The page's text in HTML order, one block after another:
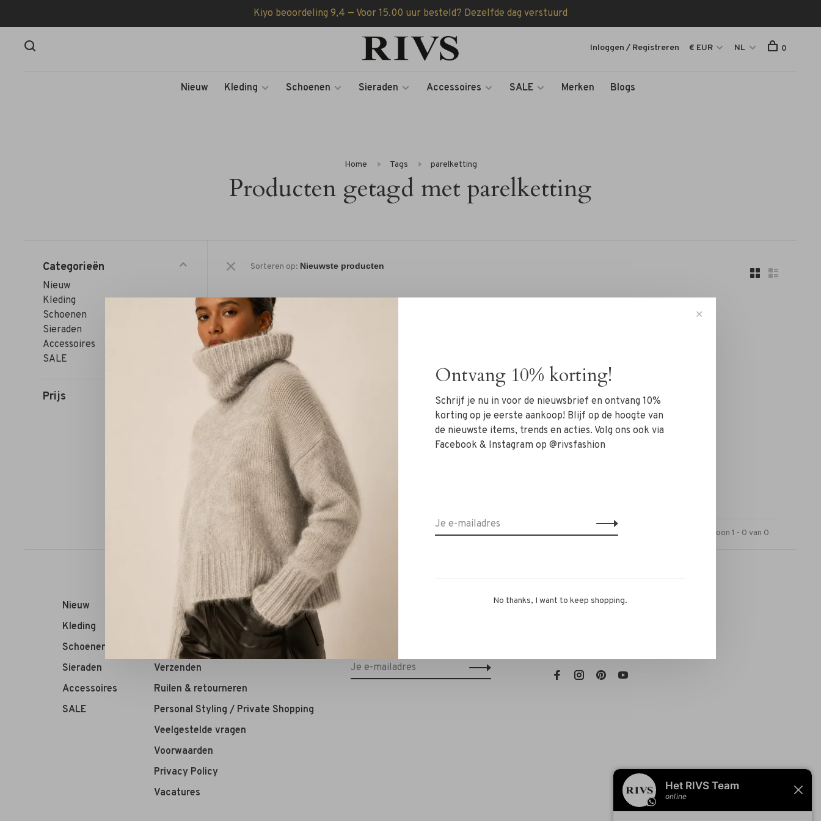
Kiyo beoordeling 9,4 — Voor 15.00 uur besteld? Dezelfde dag verstuurd
Nieuw Kleding Schoenen Sieraden Accessoires SALE Merken Blogs
Inloggen / Registreren € EUR NL 0
Home Tags parelketting
Producten getagd met parelketting
Categorieën
Nieuw
Kleding
Schoenen
Sieraden
Accessoires
SALE
Prijs
Sorteren op:
Geen producten gevonden!...
Sorteren op: Toon 1 - 0 van 0
Nieuw
Kleding
Schoenen
Sieraden
Accessoires
SALE
RIVS Store
Over ons
Contact
Verzenden
Ruilen & retourneren
Personal Styling / Private Shopping
Veelgestelde vragen
Voorwaarden
Privacy Policy
Vacatures
Schrijf je in voor onze nieuwsbrief en
RIVS Store
✕
Ontvang 10% korting!
Schrijf je nu in voor de nieuwsbrief en ontvang 10%
korting op je eerste aankoop! Blijf op de hoogte van
de nieuwste items, trends en acties. Volg ons ook via
Facebook & Instagram op @rivsfashion
No thanks, I want to keep shopping.